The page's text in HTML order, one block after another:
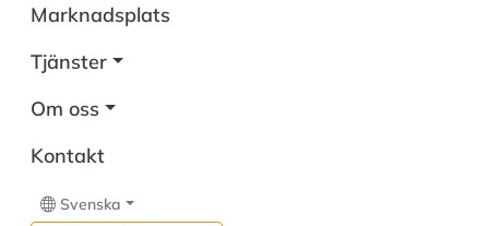
Marknadsplats
Tjänster
Om oss
Kontakt
Svenska